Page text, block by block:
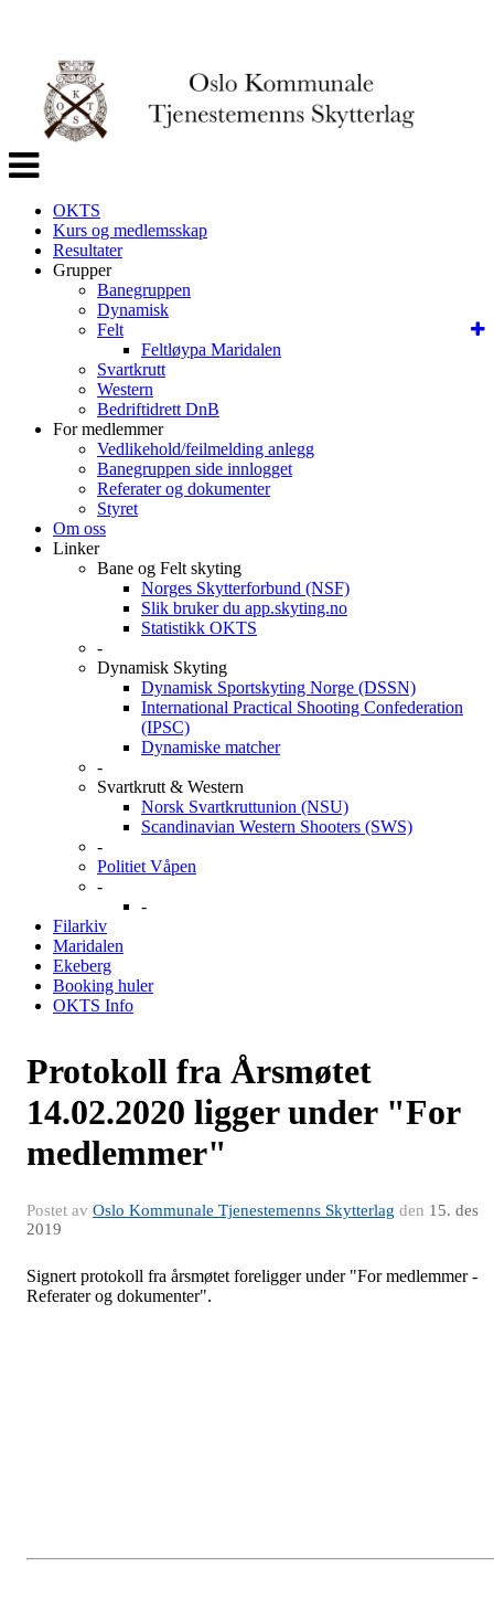
Veksle
navigasjon
OKTS
Kurs og medlemsskap
Resultater
Grupper
Banegruppen
Dynamisk
Felt
Feltløypa Maridalen
Svartkrutt
Western
Bedriftidrett DnB
For medlemmer
Vedlikehold/feilmelding anlegg
Banegruppen side innlogget
Referater og dokumenter
Styret
Om oss
Linker
Bane og Felt skyting
Norges Skytterforbund (NSF)
Slik bruker du app.skyting.no
Statistikk OKTS
-
Dynamisk Skyting
Dynamisk Sportskyting Norge (DSSN)
International Practical Shooting Confederation
(IPSC)
Dynamiske matcher
-
Svartkrutt & Western
Norsk Svartkruttunion (NSU)
Scandinavian Western Shooters (SWS)
-
Politiet Våpen
-
-
Filarkiv
Maridalen
Ekeberg
Booking huler
OKTS Info
Protokoll fra Årsmøtet
14.02.2020 ligger under "For
medlemmer"
Postet av Oslo Kommunale Tjenestemenns Skytterlag den 15. des
2019
Signert protokoll fra årsmøtet foreligger under "For medlemmer -
Referater og dokumenter".